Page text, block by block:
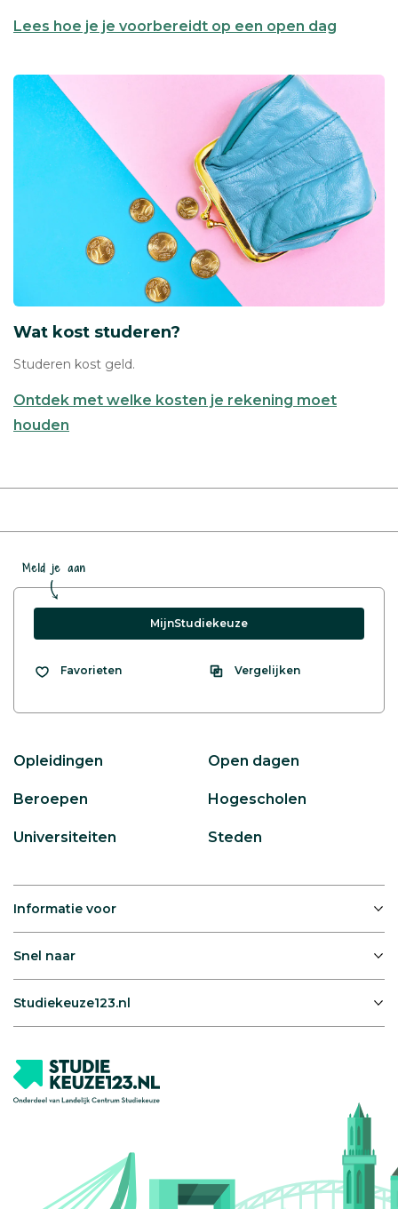
Lees hoe je je voorbereidt op een open dag
Wat kost studeren?
Studeren kost geld.
Ontdek met welke kosten je rekening moet
houden
Meld je aan
MijnStudiekeuze
Favorieten Vergelijken
Opleidingen Open dagen
Beroepen Hogescholen
Universiteiten Steden
Informatie voor
Snel naar
Studiekeuze123.nl